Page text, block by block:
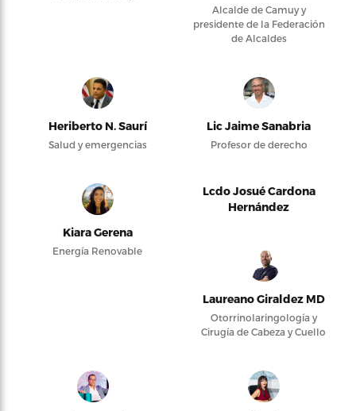
Alcalde de Camuy y
presidente de la Federación
de Alcaldes
Heriberto N. Saurí
Salud y emergencias
Lic Jaime Sanabria
Profesor de derecho
Kiara Gerena
Energía Renovable
Lcdo Josué Cardona
Hernández
Laureano Giraldez MD
Otorrinolaringología y
Cirugía de Cabeza y Cuello